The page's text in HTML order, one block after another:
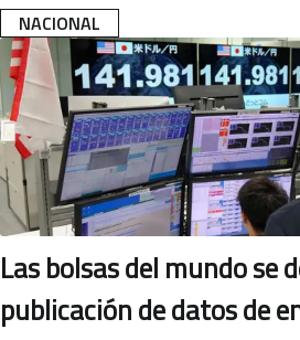
NACIONAL
Las bolsas del mundo se
publicación de datos de